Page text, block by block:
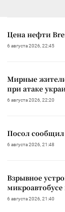
Цена нефти
6 августа 2026, 22:45
Мирные жители
при атаке
6 августа 2026, 22:20
Посол
6 августа 2026, 21:48
Взрывное
6 августа 2026, 21:40